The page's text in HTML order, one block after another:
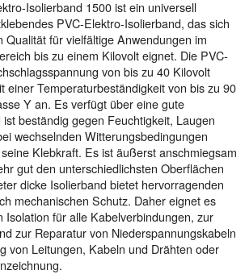
Isolierband 1500 ist ein universell
PVC-Elektro-Isolierband, das sich
Qualität für vielfältige Anwendungen im
bis zu einem Kilovolt eignet. Die PVC-
von bis zu 40 Kilovolt
einer Temperaturbeständigkeit von bis zu 90
Y an. Es verfügt über eine gute
beständig gegen Feuchtigkeit, Laugen
wechselnden Witterungsbedingungen
Klebkraft. Es ist äußerst anschmiegsam
gut den unterschiedlichsten Oberflächen
dicke Isolierband bietet hervorragenden
mechanischen Schutz. Daher eignet es
Isolation für alle Kabelverbindungen, zur
zur Reparatur von Niederspannungskabeln
von Leitungen, Kabeln und Drähten oder